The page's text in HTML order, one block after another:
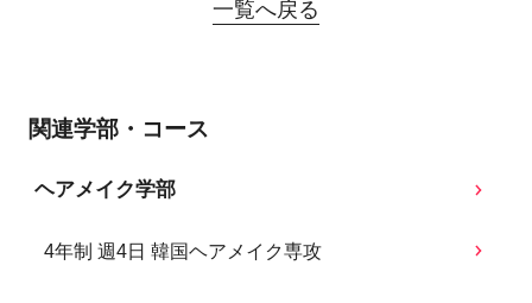
一覧へ戻る
関連学部・コース
ヘアメイク学部
4年制 週4日 韓国ヘアメイク専攻